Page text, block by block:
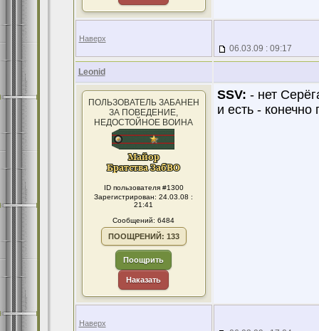
Наверх
06.03.09 : 09:17
Leonid
ПОЛЬЗОВАТЕЛЬ ЗАБАНЕН
ЗА ПОВЕДЕНИЕ,
НЕДОСТОЙНОЕ ВОИНА
ID пользователя #1300
Зарегистрирован: 24.03.08 :
21:41
Сообщений: 6484
ПООЩРЕНИЙ: 133
Поощрить
Наказать
SSV: - нет
и есть -
Наверх